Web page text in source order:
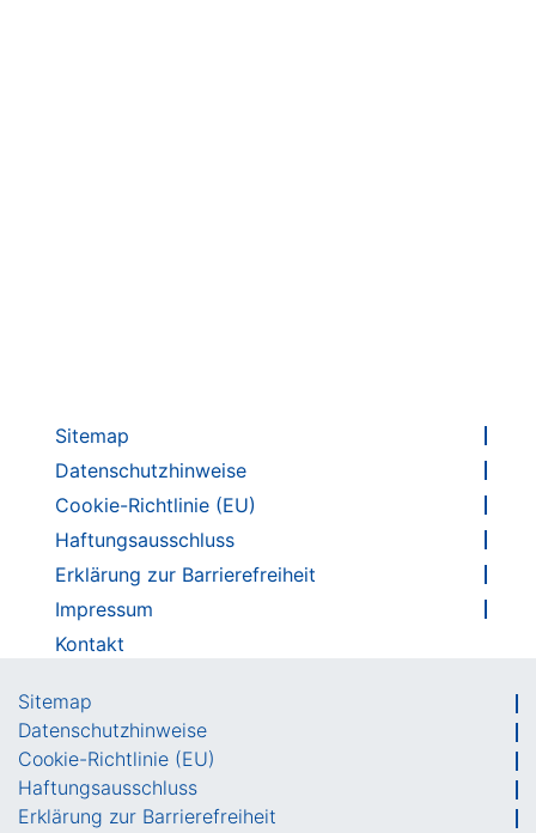
Sitemap
Datenschutzhinweise
Cookie-Richtlinie (EU)
Haftungsausschluss
Erklärung zur Barrierefreiheit
Impressum
Kontakt
Sitemap
Datenschutzhinweise
Cookie-Richtlinie (EU)
Haftungsausschluss
Erklärung zur Barrierefreiheit